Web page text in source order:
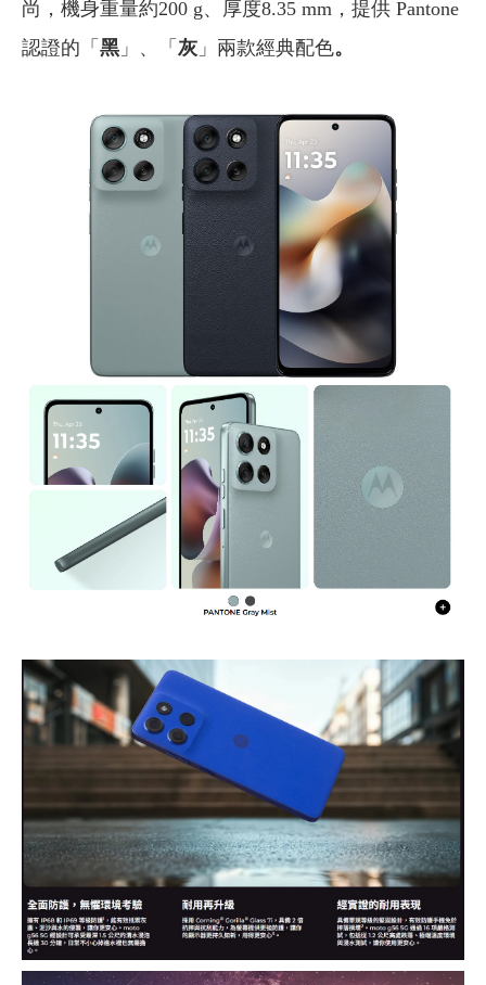
尚，機身重量約200 g、厚度8.35 mm，提供 Pantone
認證的「 黑 」、「 灰 」兩款經典配色。